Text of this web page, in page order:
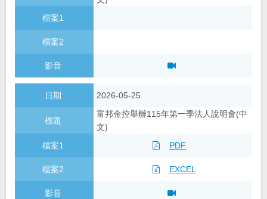
2026-05-25
富邦金控舉辦115年第一季法人說明會(中
文)
PDF
EXCEL
公司債發行
分析師名單
電郵提示